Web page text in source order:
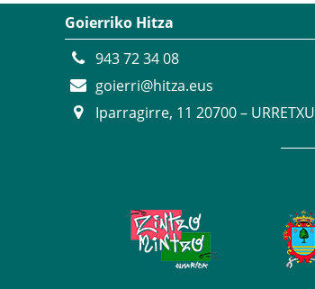
Goierriko Hitza
943 72 34 08
goierri@hitza.eus
Iparragirre, 11 20700 – URRETXU